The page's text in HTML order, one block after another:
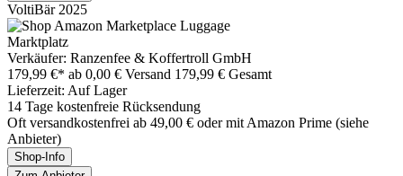
VoltiBär 2025
Marktplatz
Verkäufer: Ranzenfee & Koffertroll GmbH
179,99 €* ab 0,00 € Versand 179,99 € Gesamt
Lieferzeit: Auf Lager
14 Tage kostenfreie Rücksendung
Oft versandkostenfrei ab 49,00 € oder mit Amazon Prime (siehe
Anbieter)
Shop-Info